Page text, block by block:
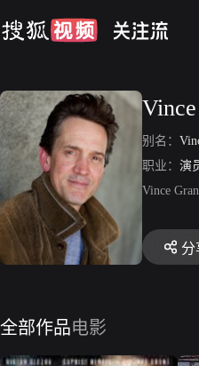
别名：
职业： 演
Vince
分
全部作品电影